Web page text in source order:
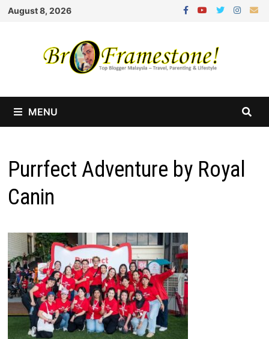
Skip
August 8, 2026
MENU
Purrfect Adventure by Royal
Canin